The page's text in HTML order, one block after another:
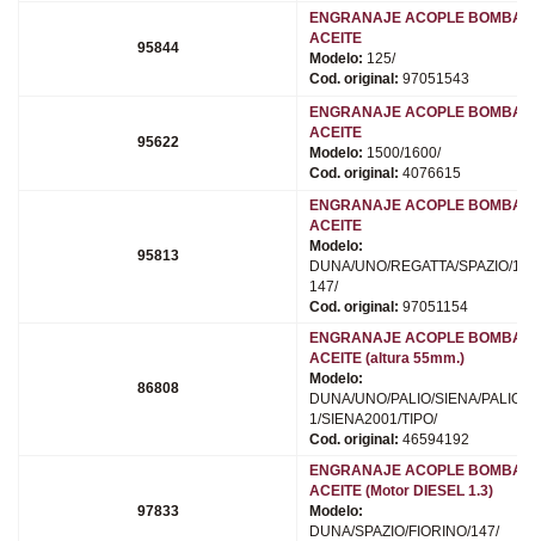
95844
ENGRANAJE ACOPLE BOMBA
ACEITE
Modelo: 125/
Cod. original: 97051543
95622
ENGRANAJE ACOPLE BOMBA
ACEITE
Modelo: 1500/1600/
Cod. original: 4076615
95813
ENGRANAJE ACOPLE BOMBA
ACEITE
Modelo:
DUNA/UNO/REGATTA/SPAZIO/
147/
Cod. original: 97051154
86808
ENGRANAJE ACOPLE BOMBA
ACEITE (altura 55mm.)
Modelo:
DUNA/UNO/PALIO/SIENA/
1/SIENA2001/TIPO/
Cod. original: 46594192
97833
ENGRANAJE ACOPLE BOMBA
ACEITE (Motor DIESEL 1.3)
Modelo:
DUNA/SPAZIO/FIORINO/147/